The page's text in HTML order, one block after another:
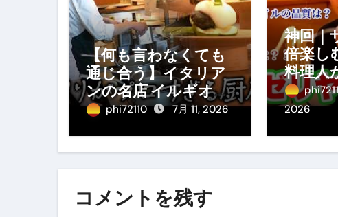
【何も言わなくても
通じ合う】イタリア
ンの名店 イルギオッ
トーネの厨房風景｜
phi72110 7月 11, 2026
神回｜
倍楽し
料理人
料理を
みた。
2026
コメントを残す